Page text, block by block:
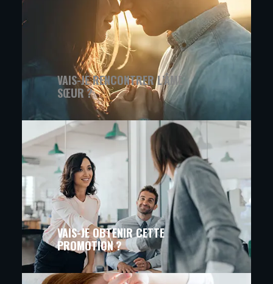
VAIS-JE RENCONTRER L’ÂME
SŒUR ?
VAIS-JE OBTENIR CETTE
PROMOTION ?